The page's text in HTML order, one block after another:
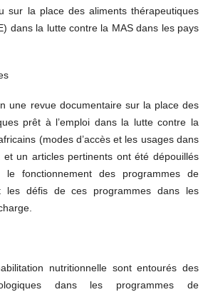
sur la place des aliments thérapeutiques
dans la lutte contre la MAS dans les pays
une revue documentaire sur la place des
prêt à l’emploi dans la lutte contre la
(modes d’accès et les usages dans
et un articles pertinents ont été dépouillés
le fonctionnement des programmes de
les défis de ces programmes dans les
nutritionnelle sont entourés des
dans les programmes de